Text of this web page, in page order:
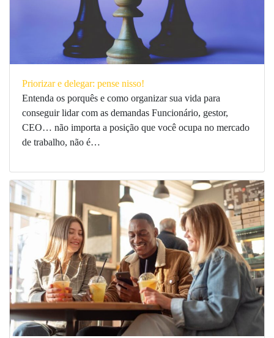
Priorizar e delegar: pense nisso!
Entenda os porquês e como organizar sua vida para
conseguir lidar com as demandas Funcionário, gestor,
CEO… não importa a posição que você ocupa no mercado
de trabalho, não é…